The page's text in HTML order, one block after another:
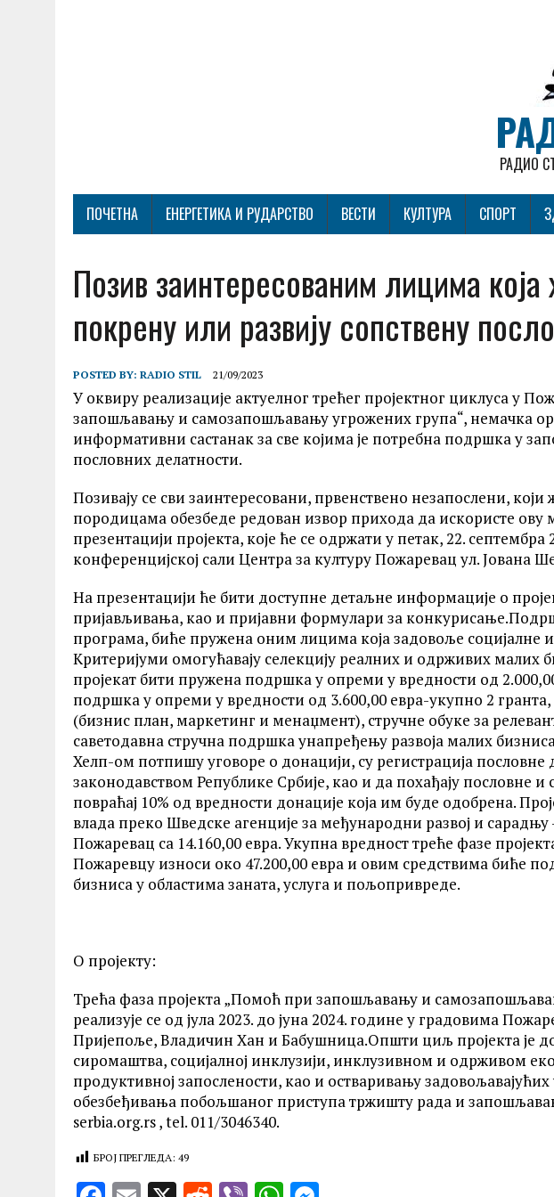
РАДИО
ПОЧЕТНА ЕНЕРГЕТИКА И РУДАРСТВО ВЕСТИ КУЛТУРА СПОРТ
Позив заинтересованим лицима
покрену или развију сопствену
POSTED BY: RADIO STIL 21/09/2023
У оквиру реализације актуелног трећег пројектног циклуса у
запошљавању и самозапошљавању угрожених група“, немачка
информативни састанак за све којима је потребна подршка у
пословних делатности.
Позивају се сви заинтересовани, првенствено незапослени, који
породицама обезбеде редован извор прихода да искористе ову
презентацији пројекта, које ће се одржати у петак, 22. септембра
конференцијској сали Центра за културу Пожаревац ул. Јована
На презентацији ће бити доступне детаљне информације о
пријављивања, као и пријавни формулари за
програма, биће пружена оним лицима која задовоље социјалне
Kритеријуми омогућавају селекцију реалних и одрживих малих
пројекат бити пружена подршка у опреми у вредности од
подршка у опреми у вредности од 3.600,00 евра-укупно 2
(бизнис план, маркетинг и менаџмент), стручне обуке за
саветодавна стручна подршка унапређењу развоја малих
Хелп-ом потпишу уговоре о донацији, су регистрација пословне
законодавством Републике Србије, као и да похађају пословне и
повраћај 10% од вредности донације која им буде одобрена.
влада преко Шведске агенције за међународни развој и
Пожаревац са 14.160,00 евра. Укупна вредност треће фазе
Пожаревцу износи око 47.200,00 евра и овим средствима биће
бизниса у областима заната, услуга и пољопривреде.
О пројекту:
Трећа фаза пројекта „Помоћ при запошљавању и
реализује се од јула 2023. до јуна 2024. године у градовима
Пријепоље, Владичин Хан и Бабушница.Општи циљ пројекта је
сиромаштва, социјалној инклузији, инклузивном и одрживом
продуктивној запослености, као и остваривању
обезбеђивања побољшаног приступа тржишту рада и
serbia.org.rs , tel. 011/3046340.
БРОЈ ПРЕГЛЕДА: 49